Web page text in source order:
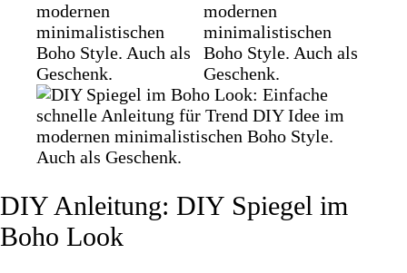
DIY Anleitung: DIY Spiegel im
Boho Look